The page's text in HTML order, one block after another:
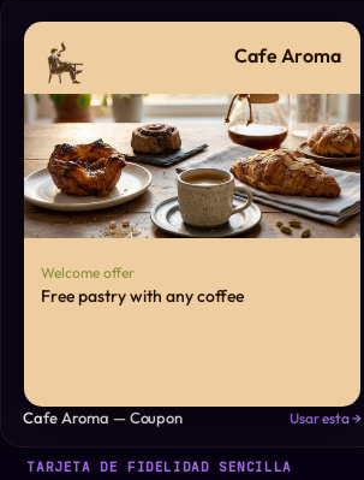
Cafe Aroma
Welcome offer
Free pastry with any coffee
Cafe Aroma — Coupon Usar esta →
TARJETA DE FIDELIDAD SENCILLA